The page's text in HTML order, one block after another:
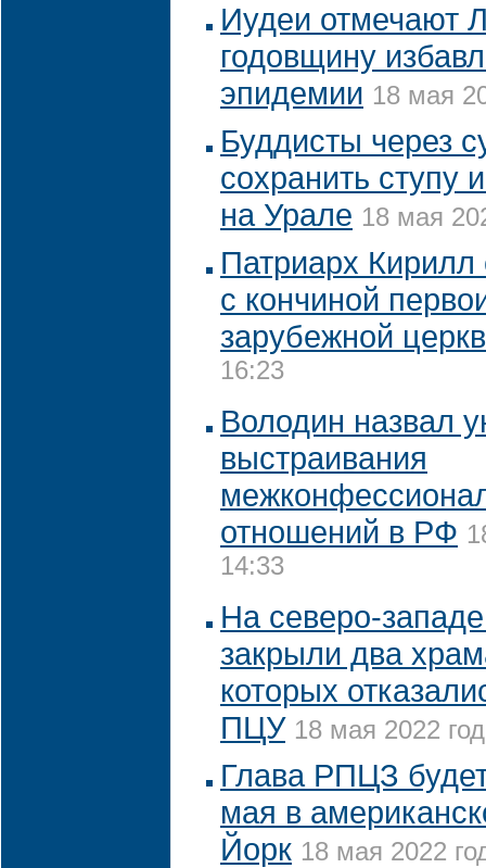
Иудеи отмечают
годовщину
эпидемии 18 мая
Буддисты через
сохранить ступу
на Урале 18 мая
Патриарх Кирилл
с кончиной
зарубежной
16:23
Володин назвал
выстраивания
отношений в РФ
14:33
На северо-
закрыли два
которых
ПЦУ 18 мая 2022
Глава РПЦЗ
мая в
Йорк 18 мая 2022